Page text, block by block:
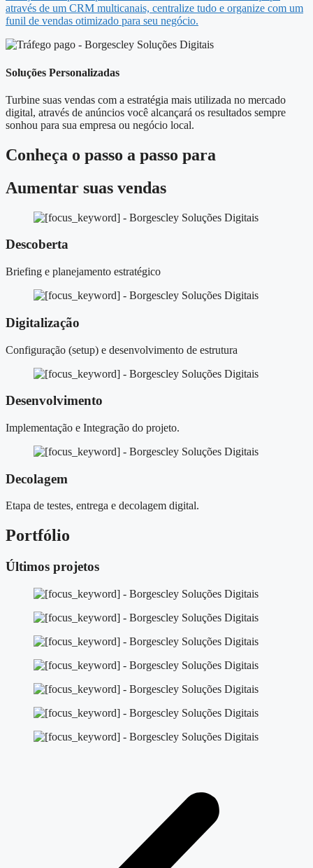
através de um CRM multicanais, centralize tudo e organize com um
funil de vendas otimizado para seu negócio.
Soluções Personalizadas
Turbine suas vendas com a estratégia mais utilizada no mercado
digital, através de anúncios você alcançará os resultados sempre
sonhou para sua empresa ou negócio local.
Conheça o passo a passo para
Aumentar suas vendas
Descoberta
Briefing e planejamento estratégico
Digitalização
Configuração (setup) e desenvolvimento de estrutura
Desenvolvimento
Implementação e Integração do projeto.
Decolagem
Etapa de testes, entrega e decolagem digital.
Portfólio
Últimos projetos